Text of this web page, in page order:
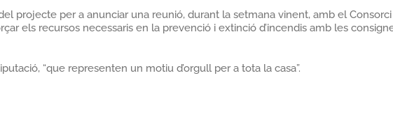
projecte per a anunciar una reunió, durant la setmana vinent, amb el
els recursos necessaris en la prevenció i extinció d’incendis amb les
“que representen un motiu d’orgull per a tota la casa”.